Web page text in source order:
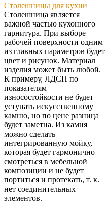
Столешницы для кухни
Столешница является
важной частью кухонного
гарнитура. При выборе
рабочей поверхности одним
из главных параметров будет
цвет и рисунок. Материал
изделия может быть любой.
К примеру, ЛДСП по
показателям
износостойкости не будет
уступать искусственному
камню, но по цене разница
будет заметна. Из камня
можно сделать
интегрированную мойку,
которая будет гармонично
смотреться в мебельной
композиции и не будет
портиться и протекать, т. к.
нет соединительных
элементов.